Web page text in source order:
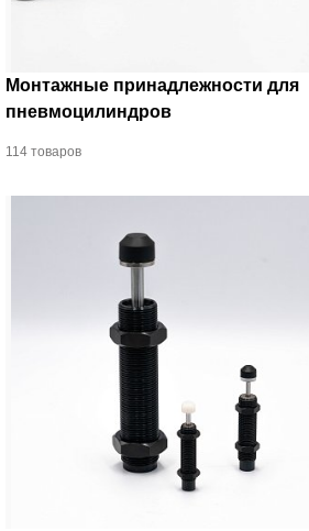
Монтажные принадлежности для
пневмоцилиндров
114 товаров